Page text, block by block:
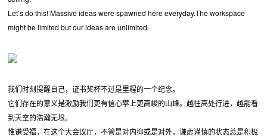
Let’s do this! Massive ideas were spawned here everyday.The workspace
might be limited but our ideas are unlimited.
我们时刻提醒自己，证书奖杯不过是里程的一个纪念。
它们存在的意义是激励我们更有信心攀上更高峻的山峰。越往高处行进，越能看
到天空的浩瀚无垠。
惟谦受福，在这个大会议厅，不管是对内抑或是对外，谦虚谨慎的状态总是积极